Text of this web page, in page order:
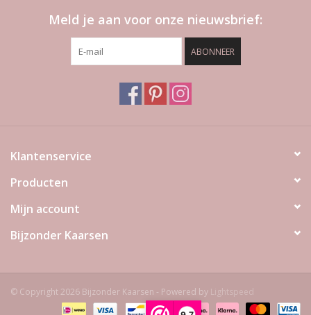
Meld je aan voor onze nieuwsbrief:
ABONNEER
Klantenservice
Producten
Mijn account
Bijzonder Kaarsen
© Copyright 2026 Bijzonder Kaarsen - Powered by Lightspeed